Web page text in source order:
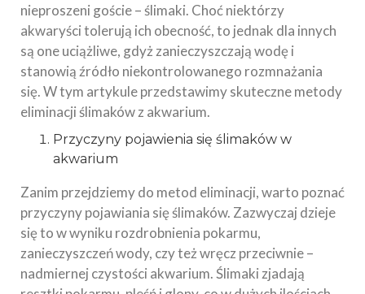
nieproszeni goście – ślimaki. Choć niektórzy
akwaryści tolerują ich obecność, to jednak dla innych
są one uciążliwe, gdyż zanieczyszczają wodę i
stanowią źródło niekontrolowanego rozmnażania
się. W tym artykule przedstawimy skuteczne metody
eliminacji ślimaków z akwarium.
Przyczyny pojawienia się ślimaków w
akwarium
Zanim przejdziemy do metod eliminacji, warto poznać
przyczyny pojawiania się ślimaków. Zazwyczaj dzieje
się to w wyniku rozdrobnienia pokarmu,
zanieczyszczeń wody, czy też wręcz przeciwnie –
nadmiernej czystości akwarium. Ślimaki zjadają